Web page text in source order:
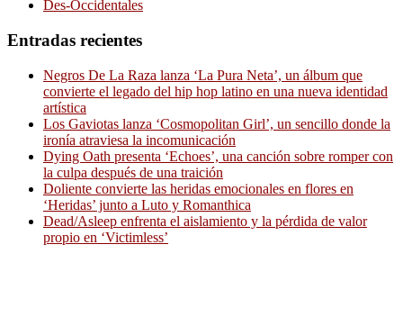
Des-Occidentales
Entradas recientes
Negros De La Raza lanza ‘La Pura Neta’, un álbum que
convierte el legado del hip hop latino en una nueva identidad
artística
Los Gaviotas lanza ‘Cosmopolitan Girl’, un sencillo donde la
ironía atraviesa la incomunicación
Dying Oath presenta ‘Echoes’, una canción sobre romper con
la culpa después de una traición
Doliente convierte las heridas emocionales en flores en
‘Heridas’ junto a Luto y Romanthica
Dead/Asleep enfrenta el aislamiento y la pérdida de valor
propio en ‘Victimless’